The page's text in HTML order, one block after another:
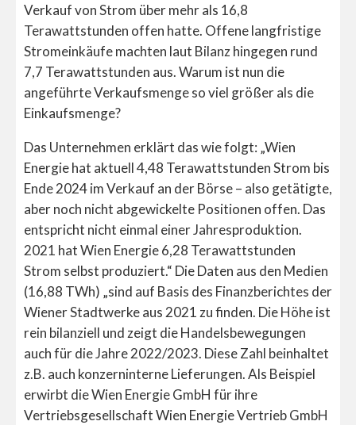
Verkauf von Strom über mehr als 16,8
Terawattstunden offen hatte. Offene langfristige
Stromeinkäufe machten laut Bilanz hingegen rund
7,7 Terawattstunden aus. Warum ist nun die
angeführte Verkaufsmenge so viel größer als die
Einkaufsmenge?
Das Unternehmen erklärt das wie folgt: „Wien
Energie hat aktuell 4,48 Terawattstunden Strom bis
Ende 2024 im Verkauf an der Börse – also getätigte,
aber noch nicht abgewickelte Positionen offen. Das
entspricht nicht einmal einer Jahresproduktion.
2021 hat Wien Energie 6,28 Terawattstunden
Strom selbst produziert.“ Die Daten aus den Medien
(16,88 TWh) „sind auf Basis des Finanzberichtes der
Wiener Stadtwerke aus 2021 zu finden. Die Höhe ist
rein bilanziell und zeigt die Handelsbewegungen
auch für die Jahre 2022/2023. Diese Zahl beinhaltet
z.B. auch konzerninterne Lieferungen. Als Beispiel
erwirbt die Wien Energie GmbH für ihre
Vertriebsgesellschaft Wien Energie Vertrieb GmbH